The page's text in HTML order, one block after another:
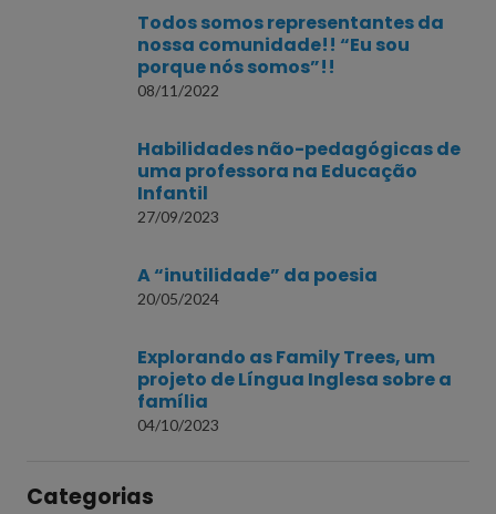
Todos somos representantes da
nossa comunidade!! “Eu sou
porque nós somos”!!
08/11/2022
Habilidades não-pedagógicas de
uma professora na Educação
Infantil
27/09/2023
A “inutilidade” da poesia
20/05/2024
Explorando as Family Trees, um
projeto de Língua Inglesa sobre a
família
04/10/2023
Categorias